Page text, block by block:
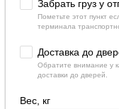
Забрать груз у
Пометьте этот пункт
терминала
Доставка до
Обратите внимание у
доставки до дверей.
Вес, кг